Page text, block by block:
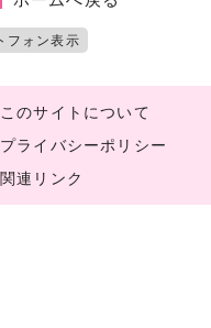
フォン表示
このサイトについて
プライバシーポリシー
関連リンク